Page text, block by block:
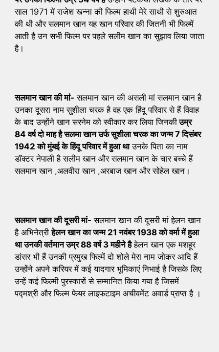
साल 1971 में राजेश खन्ना की फिल्म हाथी मेरे साथी से शुरुआत
की थी और सलमान खान यह खान परिवार की जितनी भी फिल्में
आती है उन सभी फिल्म पर पहले सलीम खान का सुझाव लिया जाता
है।
सलमान खान की मां- सलमान खान की असली मां सलमान खान है
उनका दूसरा नाम सुशीला चरक है वह एक हिंदू परिवार से हैं विवाह
के बाद उन्होंने खान सरनेम को स्वीकार कर लिया जिनकीउम्र
84 वर्ष दो माह है सलमा खान उर्फ सुशीला चरक का जन्म 7 दिसंबर
1942 को मुंबई के हिंदू परिवार में हुआ थाउनके पिता का नाम
डॉक्टर नेपाली है सलीम खान और सलमान खान के चार बच्चे हैं
सलमान खान ,अलवीरा खान ,अरबाज खान और सोहेल खान।
सलमान खान की दूसरी मां- सलमान खान की दूसरी मां हेलन खान
है अभिनेत्रीहेलन खान का जन्म 21 नवंबर 1938 को वर्मा में हुआ
था उनकी वर्तमान उम्र 88 वर्ष 3 महीने हैहेलन खान एक मशहूर
डांसर भी हैं उनकी प्रमुख फिल्में दो शोले मेरा नाम जोकर आदि हैं
उन्होंने अपने करियर में कई यादगार भूमिकाएं निभाई है जिसके लिए
उन्हें कई फिल्मी पुरस्कारों से सम्मानित किया गया है जिसमें
पद्मश्री और फिल्म फेयर लाइफटाइम अचीवमेंट अवार्ड प्राप्त है ।